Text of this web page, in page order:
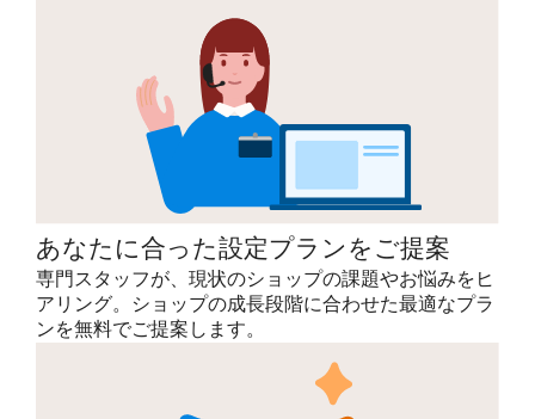
あなたに合った設定プランをご提案
専門スタッフが、現状のショップの課題やお悩みをヒ
アリング。ショップの成長段階に合わせた最適なプラ
ンを無料でご提案します。